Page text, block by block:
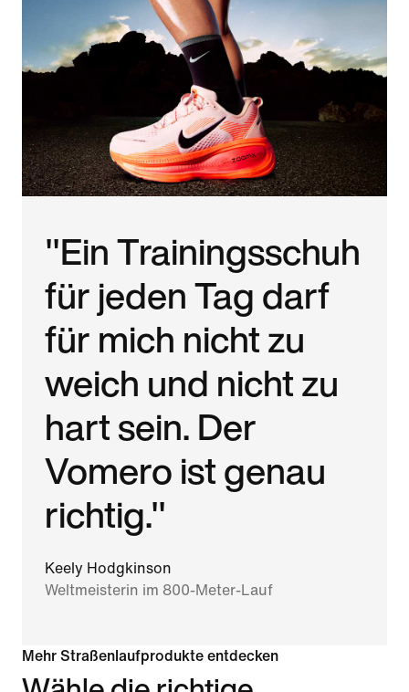
"Ein Trainingsschuh
für jeden Tag darf
für mich nicht zu
weich und nicht zu
hart sein. Der
Vomero ist genau
richtig."
Keely Hodgkinson
Weltmeisterin im 800-Meter-Lauf
Mehr Straßenlaufprodukte entdecken